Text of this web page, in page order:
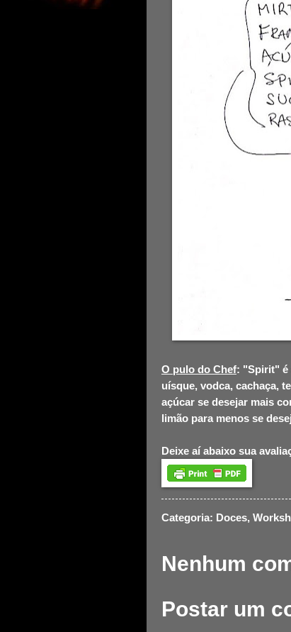
O pulo do Chef: "Spirit" é
uísque, vodca, cachaça,
açúcar se desejar mais
limão para menos se
Deixe aí abaixo sua
Categoria: Doces,
Nenhum
Postar um